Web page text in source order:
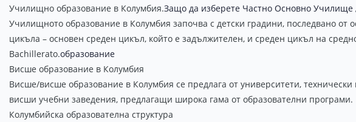
Училищно образование в Колумбия.Защо да изберете Частно Основно Училище
Училищното образование в Колумбия започва с детски градини, последвано
цикъла – основен среден цикъл, който е задължителен, и среден цикъл на
Bachillerato.образование
Висше образование в Колумбия
Висше/висше образование в Колумбия се предлага от университети,
висши учебни заведения, предлагащи широка гама от образователни програми.
Колумбийска образователна структура